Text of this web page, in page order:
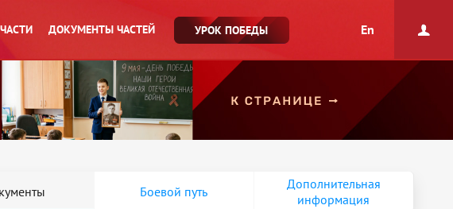
ДОКУМЕНТЫ ЧАСТЕЙ УРОК ПОБЕДЫ En
Боевой путь
Дополнительная
информация